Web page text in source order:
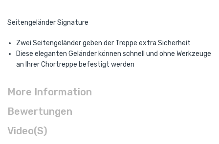
Seitengeländer Signature
Zwei Seitengeländer geben der Treppe extra Sicherheit
Diese eleganten Geländer können schnell und ohne Werkzeuge
an Ihrer Chortreppe befestigt werden
More Information
Bewertungen
Video(s)